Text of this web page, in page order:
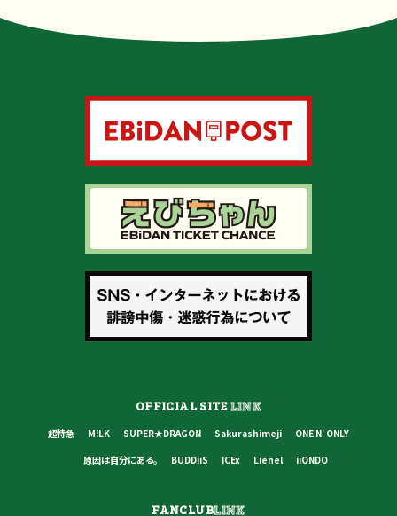
OFFICIAL SITELINK
超特急 M!LK SUPER★DRAGON Sakurashimeji
ONE N' ONLY
原因は自分にある。
BUDDiiS ICEx Lienel iiONDO
FANCLUBLINK